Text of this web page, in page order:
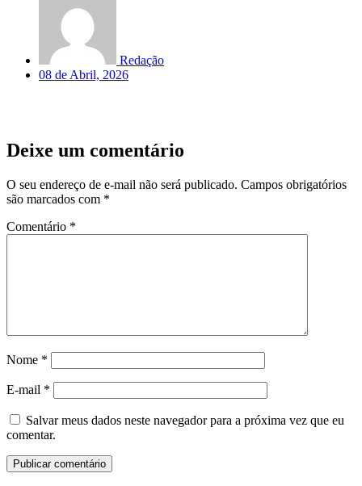
Redação
08 de Abril, 2026
Deixe um comentário
O seu endereço de e-mail não será publicado. Campos obrigatórios
são marcados com *
Comentário *
Nome *
E-mail *
Salvar meus dados neste navegador para a próxima vez que eu
comentar.